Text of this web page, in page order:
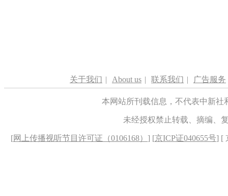
关于我们 | About us | 联系我们 | 广告服务
本网站所刊载信息，不代表中新
未经授权禁止转载、摘编、
[网上传播视听节目许可证（0106168） ] [京ICP证040655号] [